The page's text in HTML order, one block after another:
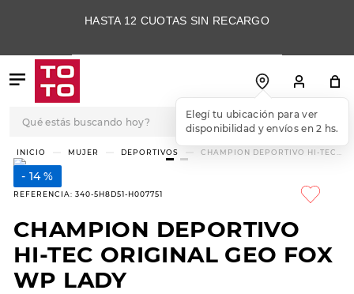
HASTA 12 CUOTAS SIN RECARGO
Elegí tu ubicación para ver
disponibilidad y envíos en 2 hs.
MUJER DEPORTIVOS
CHAMPION DEPORTIVO HI-TEC
14 %
REFERENCIA: 340-5H8D51-H007751
CHAMPION DEPORTIVO
HI-TEC ORIGINAL GEO FOX
WP LADY
TÉRMINOS MÁS
BUSCADOS
3
skechers slip-ins